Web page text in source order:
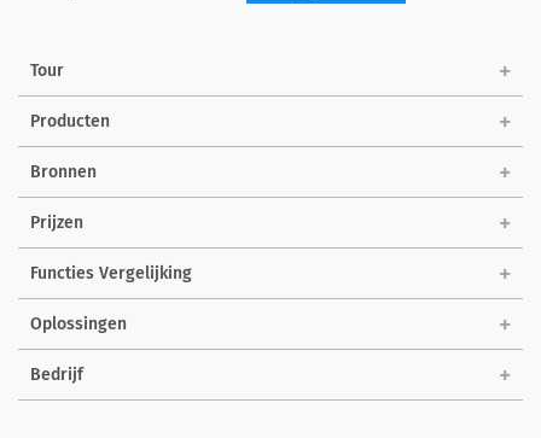
Tour
Producten
Bronnen
Prijzen
Functies Vergelijking
Oplossingen
Bedrijf